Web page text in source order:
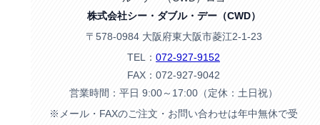
株式会社シー・ダブル・デー（CWD）
〒578-0984 大阪府東大阪市菱江2-1-23
TEL： 072-927-9152
FAX：072-927-9042
営業時間：平日 9:00～17:00（定休：土日祝）
※メール・FAXのご注文・お問い合わせは年中無休で受